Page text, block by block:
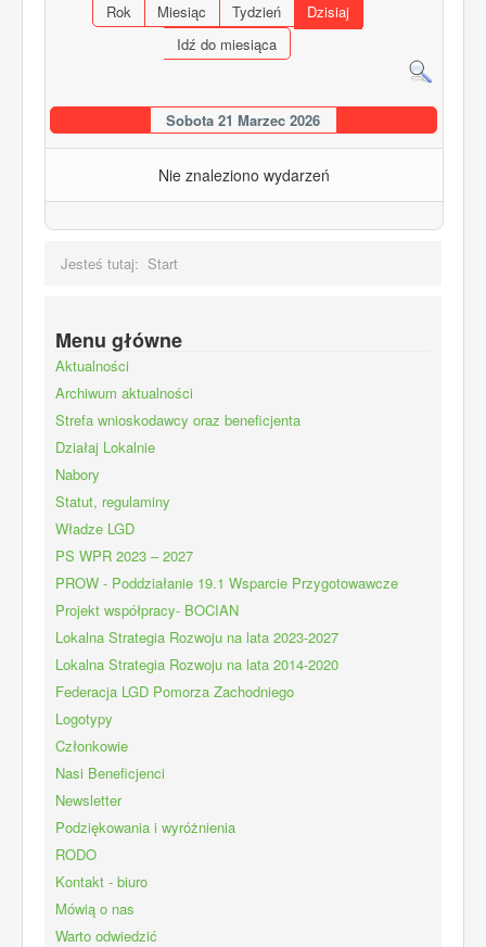
Rok Miesiąc Tydzień
Dzisiaj
Idź do miesiąca
Sobota 21 Marzec 2026
Nie znaleziono wydarzeń
Jesteś tutaj: Start
Menu główne
Aktualności
Archiwum aktualności
Strefa wnioskodawcy oraz beneficjenta
Działaj Lokalnie
Nabory
Statut, regulaminy
Władze LGD
PS WPR 2023 – 2027
PROW - Poddziałanie 19.1 Wsparcie Przygotowawcze
Projekt współpracy- BOCIAN
Lokalna Strategia Rozwoju na lata 2023-2027
Lokalna Strategia Rozwoju na lata 2014-2020
Federacja LGD Pomorza Zachodniego
Logotypy
Członkowie
Nasi Beneficjenci
Newsletter
Podziękowania i wyróżnienia
RODO
Kontakt - biuro
Mówią o nas
Warto odwiedzić